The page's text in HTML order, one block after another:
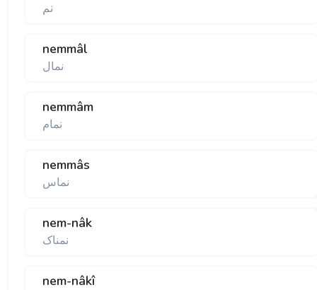
نم
nemmâl
نمال
nemmâm
نمام
nemmâs
نماس
nem-nâk
نمناک
nem-nâkî